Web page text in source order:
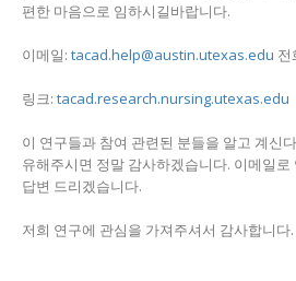
편한 마음으로 임하시길바랍니다.
이메일: tacad.help@austin.utexas.edu 전
링크: tacad.research.nursing.utexas.edu
이 연구들과 참여 관련된 분들을 알고 계신
유해주시면 정말 감사하겠습니다. 이메일로
답변 드리겠습니다.
저희 연구에 관심을 가져주셔서 감사합니다.